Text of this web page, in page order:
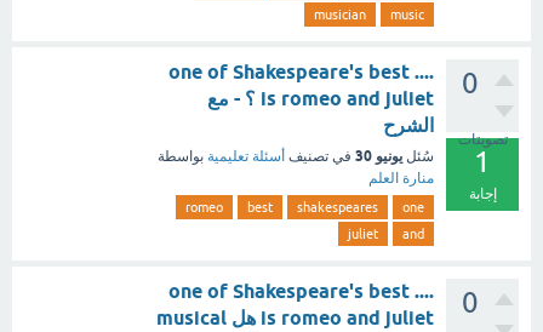
music
musician
0
تصويتات
1
إجابة
one of Shakespeare's best ....
is romeo and juliet ؟ - مع
الشرح
سُئل يونيو 30 في تصنيف أسئلة تعليمية بواسطة
منارة العلم
one
shakespeares
best
romeo
and
juliet
0
one of Shakespeare's best ....
is romeo and juliet هل musical